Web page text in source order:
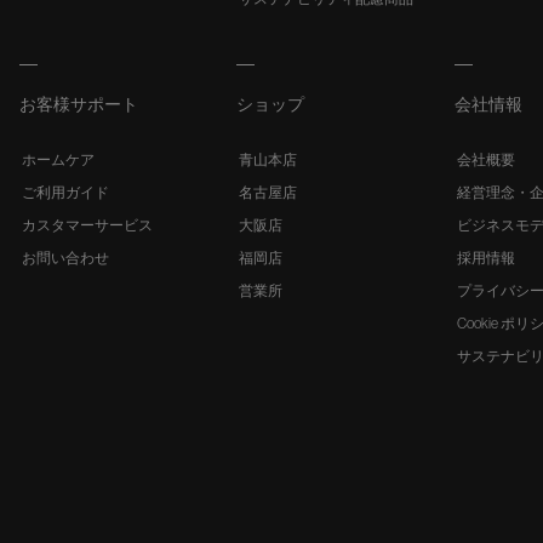
お客様サポート
ホームケア
ご利用ガイド
カスタマーサービス
お問い合わせ
ショップ
青山本店
名古屋店
大阪店
福岡店
営業所
会社情報
会社概要
経営理念・
ビジネスモ
採用情報
プライバシ
Cookie ポリ
サステナビ